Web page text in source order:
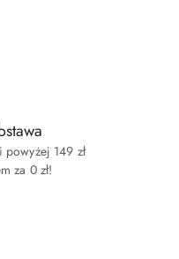
149 zł
za 0 zł!